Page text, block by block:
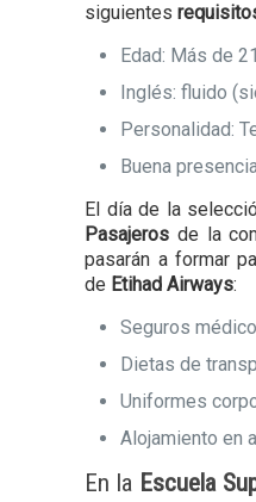
siguientes
Edad: Más de
Inglés: fluido
Personalidad:
Buena
El día de la
Pasajeros de la
pasarán a formar
de Etihad Airways:
Seguros
Dietas de
Uniformes
Alojamiento en
En la Escuela